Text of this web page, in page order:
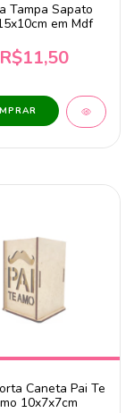
Tampa Sapato
em Mdf
R$11,50
Caneta Pai Te
10x7x7cm